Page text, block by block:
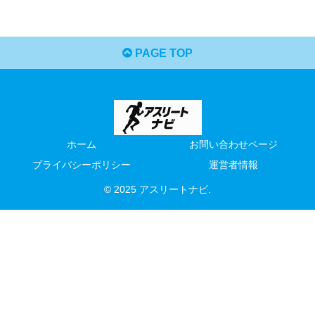
PAGE TOP
ホーム
お問い合わせページ
プライバシーポリシー
運営者情報
© 2025 アスリートナビ.